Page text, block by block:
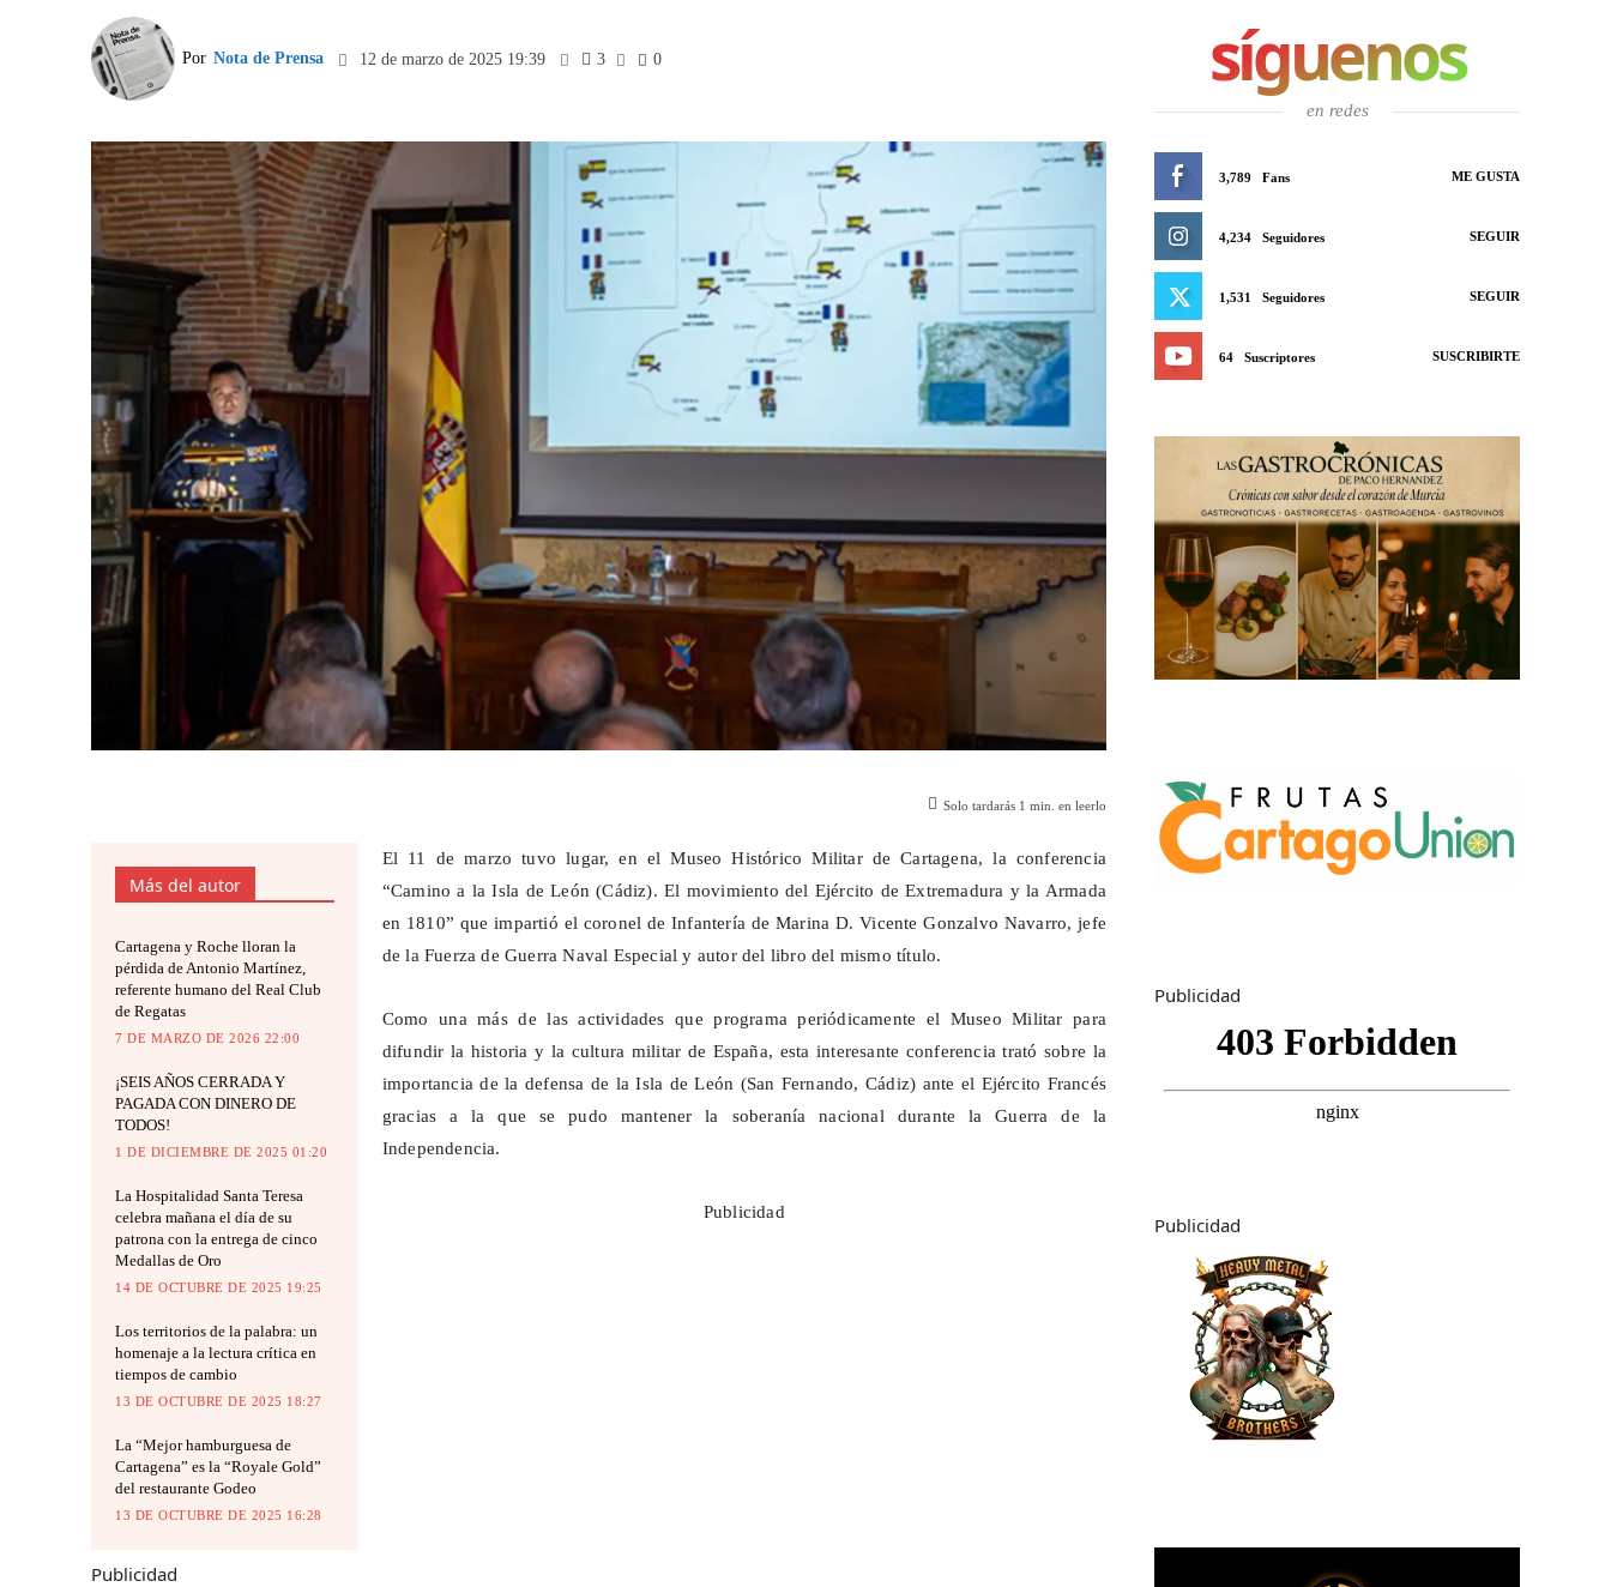
Por Nota de Prensa 12 de marzo de 2025 19:39 3 0
Solo tardarás 1 min. en leerlo
Más del autor
Cartagena y Roche lloran la
pérdida de Antonio Martínez,
referente humano del Real Club
de Regatas
7 DE MARZO DE 2026 22:00
¡SEIS AÑOS CERRADA Y
PAGADA CON DINERO DE
TODOS!
1 DE DICIEMBRE DE 2025 01:20
La Hospitalidad Santa Teresa
celebra mañana el día de su
patrona con la entrega de cinco
Medallas de Oro
14 DE OCTUBRE DE 2025 19:25
Los territorios de la palabra: un
homenaje a la lectura crítica en
tiempos de cambio
13 DE OCTUBRE DE 2025 18:27
La “Mejor hamburguesa de
Cartagena” es la “Royale Gold”
del restaurante Godeo
13 DE OCTUBRE DE 2025 16:28
Publicidad
El 11 de marzo tuvo lugar, en el Museo Histórico Militar de Cartagena, la conferencia
“Camino a la Isla de León (Cádiz). El movimiento del Ejército de Extremadura y la Armada
en 1810” que impartió el coronel de Infantería de Marina D. Vicente Gonzalvo Navarro, jefe
de la Fuerza de Guerra Naval Especial y autor del libro del mismo título.
Como una más de las actividades que programa periódicamente el Museo Militar para
difundir la historia y la cultura militar de España, esta interesante conferencia trató sobre la
importancia de la defensa de la Isla de León (San Fernando, Cádiz) ante el Ejército Francés
gracias a la que se pudo mantener la soberanía nacional durante la Guerra de la
Independencia.
Publicidad
síguenos
en redes
3,789 Fans ME GUSTA
4,234 Seguidores SEGUIR
1,531 Seguidores SEGUIR
64 Suscriptores SUSCRIBIRTE
Publicidad
Publicidad